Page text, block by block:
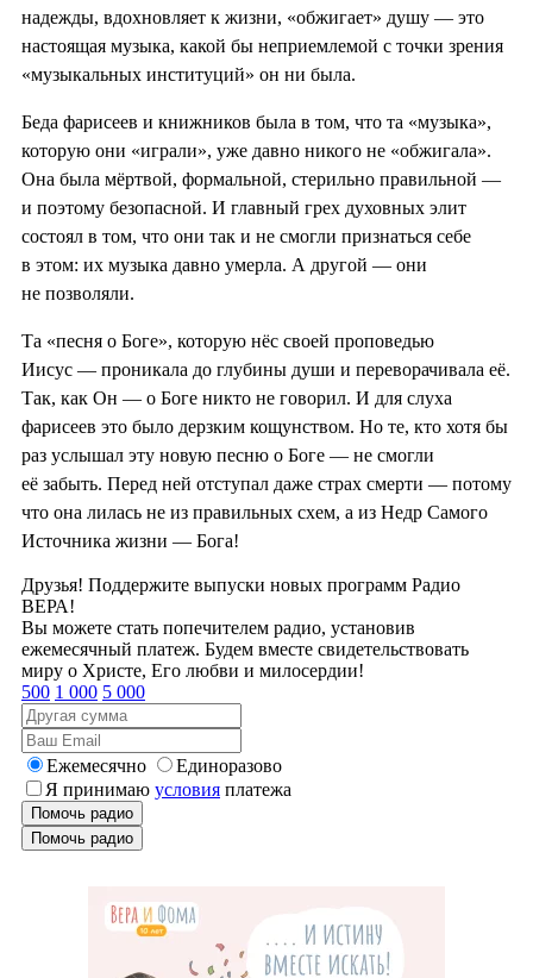
надежды, вдохновляет к жизни, «обжигает» душу — это
настоящая музыка, какой бы неприемлемой с точки зрения
«музыкальных институций» он ни была.
Беда фарисеев и книжников была в том, что та «музыка»,
которую они «играли», уже давно никого не «обжигала».
Она была мёртвой, формальной, стерильно правильной —
и поэтому безопасной. И главный грех духовных элит
состоял в том, что они так и не смогли признаться себе
в этом: их музыка давно умерла. А другой — они
не позволяли.
Та «песня о Боге», которую нёс своей проповедью
Иисус — проникала до глубины души и переворачивала её.
Так, как Он — о Боге никто не говорил. И для слуха
фарисеев это было дерзким кощунством. Но те, кто хотя бы
раз услышал эту новую песню о Боге — не смогли
её забыть. Перед ней отступал даже страх смерти — потому
что она лилась не из правильных схем, а из Недр Самого
Источника жизни — Бога!
Друзья! Поддержите выпуски новых программ Радио
ВЕРА!
Вы можете стать попечителем радио, установив
ежемесячный платеж. Будем вместе свидетельствовать
миру о Христе, Его любви и милосердии!
500 1 000 5 000
Ежемесячно
Единоразово
Я принимаю условия платежа
Помочь радио
Помочь радио